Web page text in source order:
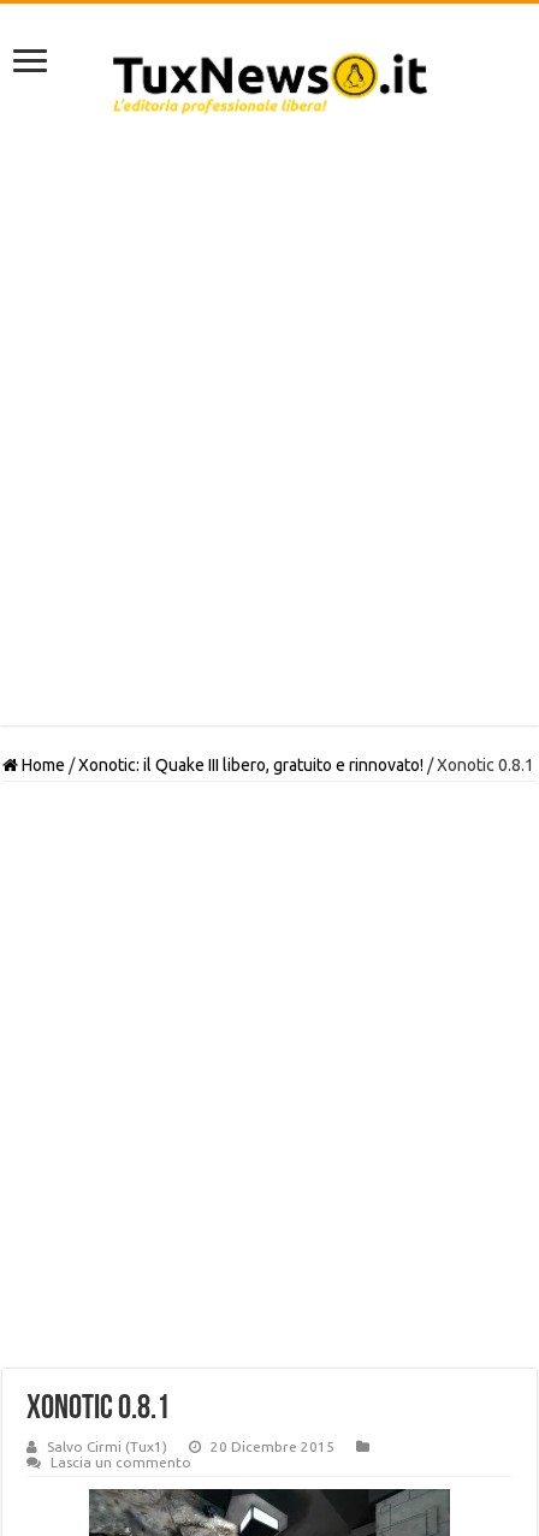
Home /Xonotic: il Quake III libero, gratuito e rinnovato! /Xonotic 0.8.1
Xonotic 0.8.1
Salvo Cirmi (Tux1)
20 Dicembre 2015
Lascia un commento